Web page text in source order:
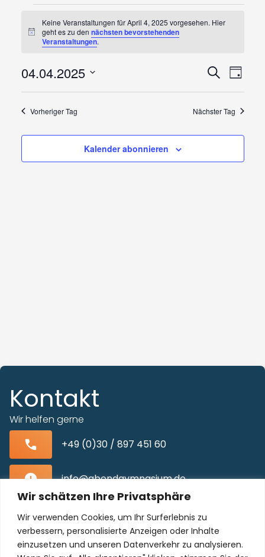
Wir schätzen Ihre Privatsphäre
Wir verwenden Cookies, um Ihr Surferlebnis zu
verbessern, personalisierte Anzeigen oder Inhalte
einzusetzen und unseren Datenverkehr zu analysieren.
Veranstaltungen
für
April
4,
2025
Hinweis
Keine Veranstaltungen für April 4, 2025 vorgesehen. Hier
geht es zu den nächsten bevorstehenden
Veranstaltungen.
Suche
und
SucheTag
04.04.2025
Vorheriger Tag Nächster Tag
Kalender abonnieren
Kontakt
Wir helfen gerne
+49 (0)30 / 897 451 60
info@abendgymnasium.de
Blissestraße 22, 10713 Berlin-Wilmersdorf